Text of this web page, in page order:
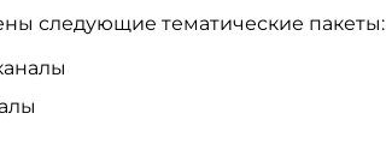
следующие тематические пакеты: